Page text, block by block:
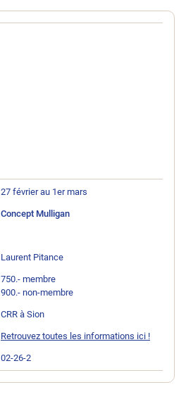
27 février au 1er mars
Concept Mulligan
Laurent Pitance
750.- membre
900.- non-membre
CRR à Sion
Retrouvez toutes les informations ici !
02-26-2